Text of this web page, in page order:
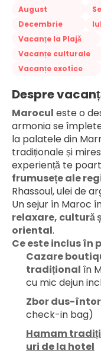
August
Decembrie
Vacanțe la Plajă
Vacanțe culturale
Vacanțe exotice
Despre
Marocul este o
armonia se
la palatele din
tradiționale și
experiență te
frumusețe ale
Rhassoul, ulei de
Un sejur în Maroc
relaxare,
oriental.
Ce este inclus în
Cazare
tradițional în
cu mic dejun
Zbor dus-
check-in bag)
Hamam
uri de la hotel